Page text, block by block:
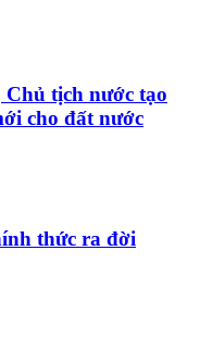
tịch nước tạo
cho đất nước
thức ra đời